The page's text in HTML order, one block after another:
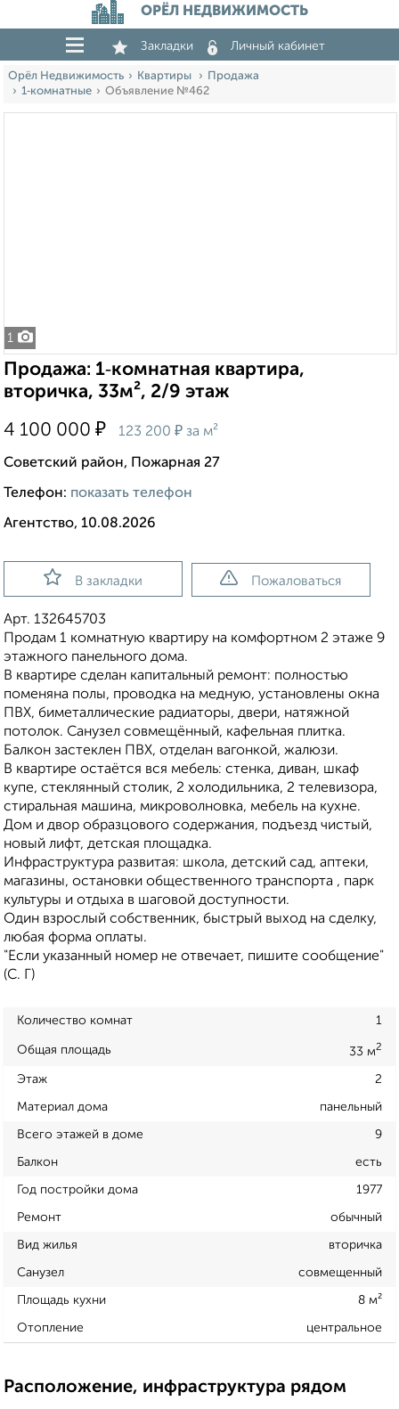
ОРЁЛ НЕДВИЖИМОСТЬ
Закладки Личный кабинет
Орёл Недвижимость Квартиры
Продажа
1‑комнатные
Объявление №462
1
Продажа: 1‑комнатная квартира,
вторичка, 33м², 2/9 этаж
4 100 000 ₽ 123 200 ₽ за м²
Советский район, Пожарная 27
Телефон: показать телефон
Агентство, 10.08.2026
В закладки Пожаловаться
Арт. 132645703
Продам 1 комнатную квартиру на комфортном 2 этаже 9
этажного панельного дома.
В квартире сделан капитальный ремонт: полностью
поменяна полы, проводка на медную, установлены окна
ПВХ, биметаллические радиаторы, двери, натяжной
потолок. Санузел совмещённый, кафельная плитка.
Балкон застеклен ПВХ, отделан вагонкой, жалюзи.
В квартире остаётся вся мебель: стенка, диван, шкаф
купе, стеклянный столик, 2 холодильника, 2 телевизора,
стиральная машина, микроволновка, мебель на кухне.
Дом и двор образцового содержания, подъезд чистый,
новый лифт, детская площадка.
Инфраструктура развитая: школа, детский сад, аптеки,
магазины, остановки общественного транспорта , парк
культуры и отдыха в шаговой доступности.
Один взрослый собственник, быстрый выход на сделку,
любая форма оплаты.
"Если указанный номер не отвечает, пишите сообщение"
(С. Г)
Количество комнат 1
Общая площадь 33 м2
Этаж 2
Материал дома панельный
Всего этажей в доме 9
Балкон есть
Год постройки дома 1977
Ремонт обычный
Вид жилья вторичка
Санузел совмещенный
Площадь кухни 8 м²
Отопление центральное
Расположение, инфраструктура рядом